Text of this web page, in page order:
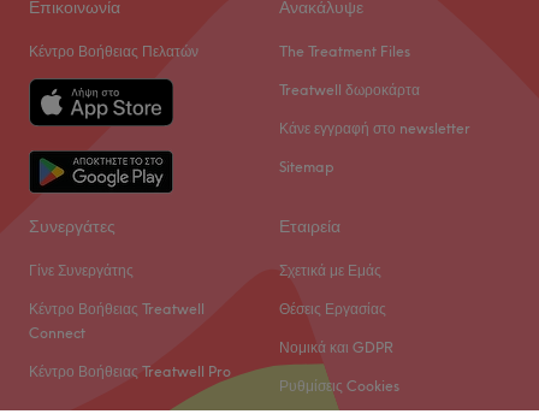
Επικοινωνία
Κέντρο Βοήθειας Πελατών
Ανακάλυψε
The Treatment Files
Treatwell δωροκάρτα
Κάνε εγγραφή στο newsletter
Sitemap
Συνεργάτες
Γίνε Συνεργάτης
Κέντρο Βοήθειας Treatwell
Connect
Κέντρο Βοήθειας Treatwell Pro
Εταιρεία
Σχετικά με Εμάς
Θέσεις Εργασίας
Νομικά και GDPR
Ρυθμίσεις Cookies